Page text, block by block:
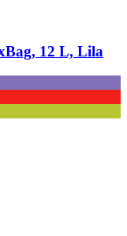
12 L, Lila